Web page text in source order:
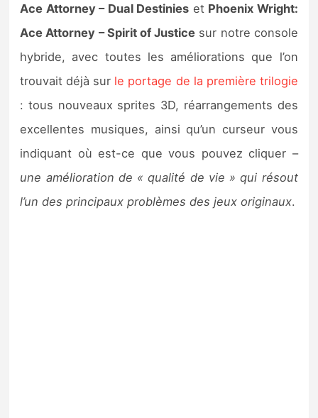
Ace Attorney – Dual Destinies et Phoenix Wright:
Ace Attorney – Spirit of Justice sur notre console
hybride, avec toutes les améliorations que l’on
trouvait déjà sur le portage de la première trilogie
: tous nouveaux sprites 3D, réarrangements des
excellentes musiques, ainsi qu’un curseur vous
indiquant où est-ce que vous pouvez cliquer –
une amélioration de « qualité de vie » qui résout
l’un des principaux problèmes des jeux originaux.